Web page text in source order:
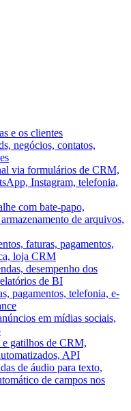
e os clientes
negócios, contatos,
via formulários de CRM,
Instagram, telefonia,
com bate-papo,
de arquivos,
faturas, pagamentos,
loja CRM
desempenho dos
de BI
pagamentos, telefonia, e-
em mídias sociais,
gatilhos de CRM,
API
de áudio para texto,
de campos nos